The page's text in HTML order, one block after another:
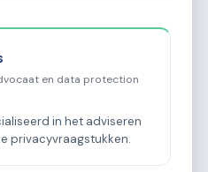
en data protection
in het adviseren
privacyvraagstukken.